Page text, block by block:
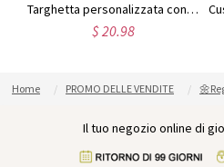
Targhetta personalizzata con nome, fiore di nascita e pietra portafortuna per stetoscopio, rotonda, impermeabile, in acrilico, decorativa, regalo per personale medico/amici/lei
$ 20.98
Home PROMO DELLE VENDITE
Il tuo negozio online di